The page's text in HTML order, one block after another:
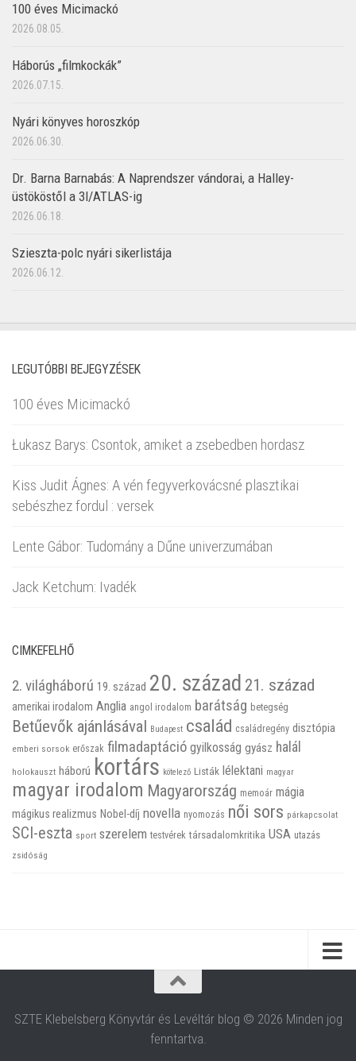
100 éves Micimackó
2026.08.05.
Háborús „filmkockák”
2026.07.15.
Nyári könyves horoszkóp
2026.06.30.
Dr. Barna Barnabás: A Naprendszer vándorai, a Halley-
üstököstől a 3I/ATLAS-ig
2026.06.18.
Szieszta-polc nyári sikerlistája
2026.06.12.
LEGUTÓBBI BEJEGYZÉSEK
100 éves Micimackó
Łukasz Barys: Csontok, amiket a zsebedben hordasz
Kiss Judit Ágnes: A vén fegyverkovácsné plasztikai
sebészhez fordul : versek
Lente Gábor: Tudomány a Dűne univerzumában
Jack Ketchum: Ivadék
CIMKEFELHŐ
2. világháború 19. század 20. század 21. század
amerikai irodalom Anglia angol irodalom barátság betegség
Betűevők ajánlásával Budapest család családregény disztópia
emberi sorsok erőszak filmadaptáció gyilkosság gyász halál
holokauszt háború kortárs kötelező Listák lélektani magyar
magyar irodalom Magyarország memoár mágia
mágikus realizmus Nobel-díj novella nyomozás női sors párkapcsolat
SCI-eszta sport szerelem testvérek társadalomkritika USA utazás
zsidóság
SZTE Klebelsberg Könyvtár és Levéltár blog © 2026 Minden jog
fenntartva.